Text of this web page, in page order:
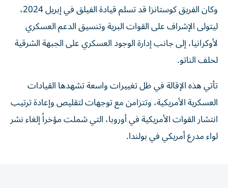
وكان الفريق كوستانزا قد تسلم قيادة الفيلق في إبريل 2024،
ليتولى الإشراف على القوات البرية وتنسيق الدعم العسكري
لأوكرانيا، إلى جانب إدارة الوجود العسكري على الجبهة الشرقية
لحلف الناتو.
تأتي هذه الإقالة في ظل تغييرات واسعة تشهدها القيادات
العسكرية الأمريكية، وتتزامن مع توجهات لتقليص وإعادة ترتيب
انتشار القوات الأمريكية في أوروبا، التي شملت مؤخراً إلغاء نشر
لواء مدرع أمريكي في بولندا.